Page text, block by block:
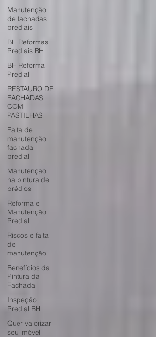
Manutenção
de fachadas
prediais
BH Reformas
Prediais BH
BH Reforma
Predial
RESTAURO DE
FACHADAS
COM
PASTILHAS
Falta de
manutenção
fachada
predial
Manutenção
na pintura de
prédios
Reforma e
Manutenção
Predial
Riscos e falta
de
manutenção
Benefícios da
Pintura da
Fachada
Inspeção
Predial BH
Quer valorizar
seu imóvel